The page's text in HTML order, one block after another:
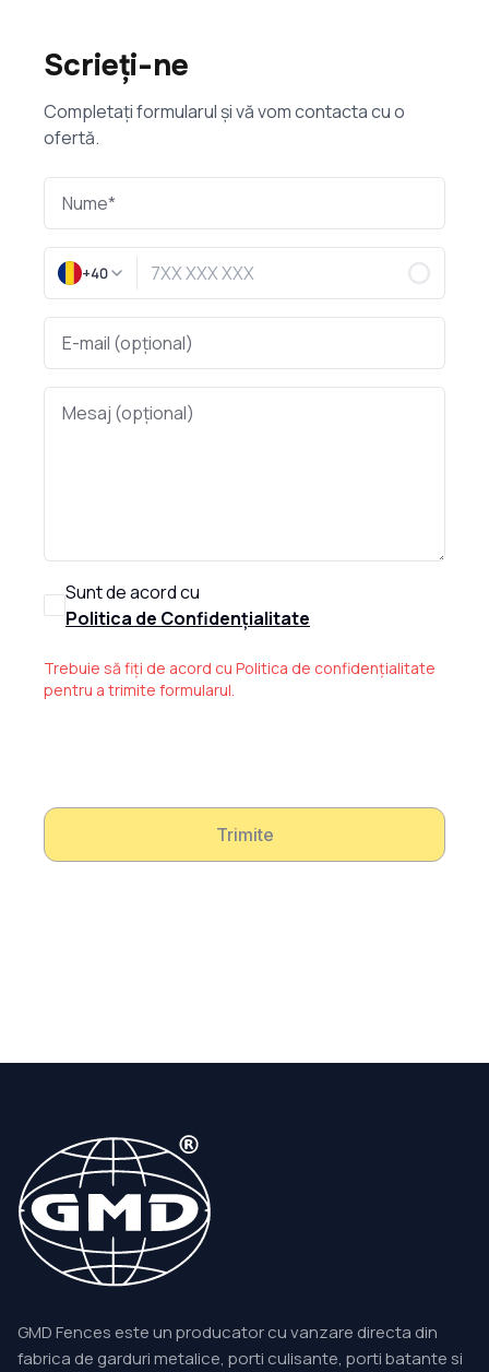
Scrieți-ne
Completați formularul și vă vom contacta cu o
ofertă.
+40
Sunt de acord cu
Politica de Confidențialitate
Trebuie să fiți de acord cu Politica de confidențialitate
pentru a trimite formularul.
Trimite
GMD Fences este un producator cu vanzare directa din
fabrica de garduri metalice, porti culisante, porti batante si